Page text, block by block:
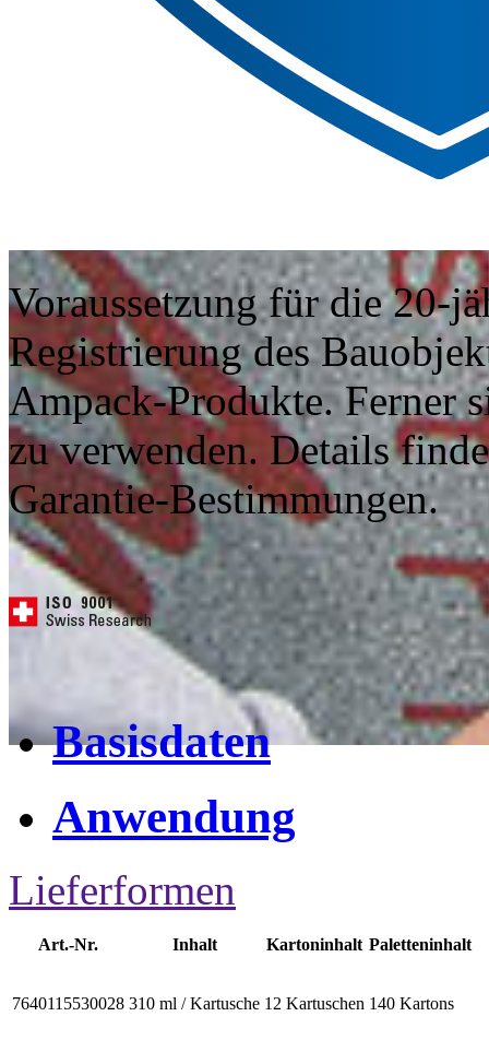
Voraussetzung für die 20-
Registrierung des
Ampack-Produkte. Ferner
zu verwenden. Details
Garantie-Bestimmungen.
Basisdaten
Anwendung
Lieferformen
Art.-Nr. Inhalt Kartoninhalt Paletteninhalt
7640115530028 310 ml / Kartusche 12 Kartuschen 140 Kartons